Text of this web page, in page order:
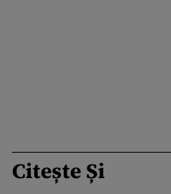
Citește Și